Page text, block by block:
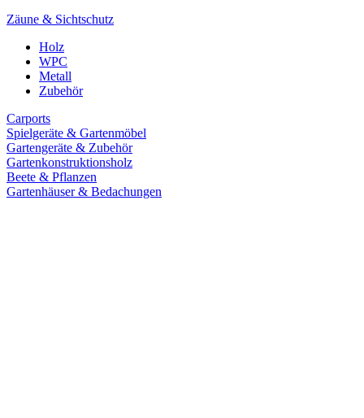
Zäune & Sichtschutz
Holz
WPC
Metall
Zubehör
Carports
Spielgeräte & Gartenmöbel
Gartengeräte & Zubehör
Gartenkonstruktionsholz
Beete & Pflanzen
Gartenhäuser & Bedachungen